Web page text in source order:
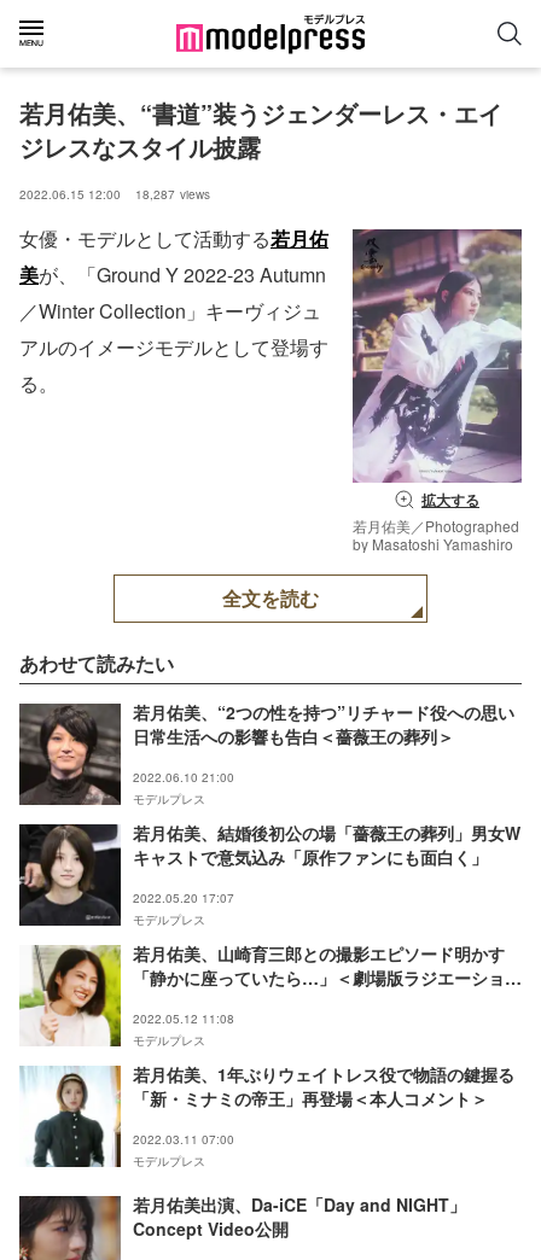
若月佑美、“書道”装うジェンダーレス・エイ
ジレスなスタイル披露
2022.06.15 12:00 18,287 views
拡大する
若月佑美／Photographed
by Masatoshi Yamashiro
女優・モデルとして活動する若月佑
美が、「Ground Y 2022-23 Autumn
／Winter Collection」キーヴィジュ
アルのイメージモデルとして登場す
る。
全文を読む
あわせて読みたい
若月佑美、“2つの性を持つ”リチャード役への思い
日常生活への影響も告白＜薔薇王の葬列＞
2022.06.10 21:00
モデルプレス
若月佑美、結婚後初公の場「薔薇王の葬列」男女W
キャストで意気込み「原作ファンにも面白く」
2022.05.20 17:07
モデルプレス
若月佑美、山崎育三郎との撮影エピソード明かす
「静かに座っていたら…」＜劇場版ラジエーション
2022.05.12 11:08
モデルプレス
若月佑美、1年ぶりウェイトレス役で物語の鍵握る
「新・ミナミの帝王」再登場＜本人コメント＞
2022.03.11 07:00
モデルプレス
若月佑美出演、Da-iCE「Day and NIGHT」
Concept Video公開